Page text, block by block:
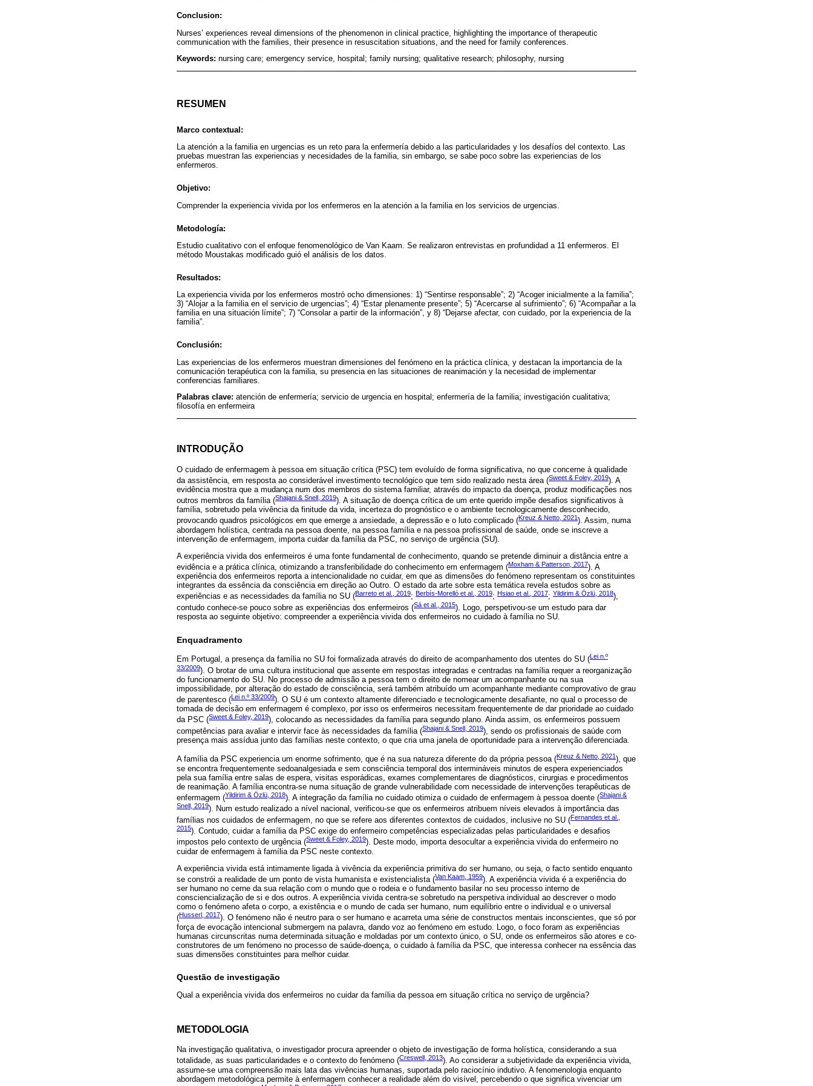
Conclusion:
Nurses’ experiences reveal dimensions of the phenomenon in clinical practice, highlighting the importance of therapeutic
communication with the families, their presence in resuscitation situations, and the need for family conferences.
Keywords: nursing care; emergency service, hospital; family nursing; qualitative research; philosophy, nursing
RESUMEN
Marco contextual:
La atención a la familia en urgencias es un reto para la enfermería debido a las particularidades y los desafíos del contexto. Las
pruebas muestran las experiencias y necesidades de la familia, sin embargo, se sabe poco sobre las experiencias de los
enfermeros.
Objetivo:
Comprender la experiencia vivida por los enfermeros en la atención a la familia en los servicios de urgencias.
Metodología:
Estudio cualitativo con el enfoque fenomenológico de Van Kaam. Se realizaron entrevistas en profundidad a 11 enfermeros. El
método Moustakas modificado guió el análisis de los datos.
Resultados:
La experiencia vivida por los enfermeros mostró ocho dimensiones: 1) “Sentirse responsable”; 2) “Acoger inicialmente a la familia”;
3) “Alojar a la familia en el servicio de urgencias”; 4) “Estar plenamente presente”; 5) “Acercarse al sufrimiento”; 6) “Acompañar a la
familia en una situación límite”; 7) “Consolar a partir de la información”, y 8) “Dejarse afectar, con cuidado, por la experiencia de la
familia”.
Conclusión:
Las experiencias de los enfermeros muestran dimensiones del fenómeno en la práctica clínica, y destacan la importancia de la
comunicación terapéutica con la familia, su presencia en las situaciones de reanimación y la necesidad de implementar
conferencias familiares.
Palabras clave: atención de enfermería; servicio de urgencia en hospital; enfermería de la familia; investigación cualitativa;
filosofía en enfermeira
INTRODUÇÃO
O cuidado de enfermagem à pessoa em situação crítica (PSC) tem evoluído de forma significativa, no que concerne à qualidade
da assistência, em resposta ao considerável investimento tecnológico que tem sido realizado nesta área (Sweet & Foley, 2019). A
evidência mostra que a mudança num dos membros do sistema familiar, através do impacto da doença, produz modificações nos
outros membros da família (Shajani & Snell, 2019). A situação de doença crítica de um ente querido impõe desafios significativos à
família, sobretudo pela vivência da finitude da vida, incerteza do prognóstico e o ambiente tecnologicamente desconhecido,
provocando quadros psicológicos em que emerge a ansiedade, a depressão e o luto complicado (Kreuz & Netto, 2021 ). Assim, numa
abordagem holística, centrada na pessoa doente, na pessoa família e na pessoa profissional de saúde, onde se inscreve a
intervenção de enfermagem, importa cuidar da família da PSC, no serviço de urgência (SU).
A experiência vivida dos enfermeiros é uma fonte fundamental de conhecimento, quando se pretende diminuir a distância entre a
evidência e a prática clínica, otimizando a transferibilidade do conhecimento em enfermagem (Moxham & Patterson, 2017). A
experiência dos enfermeiros reporta a intencionalidade no cuidar, em que as dimensões do fenómeno representam os constituintes
integrantes da essência da consciência em direção ao Outro. O estado da arte sobre esta temática revela estudos sobre as
experiências e as necessidades da família no SU (Barreto et al., 2019; Berbís‐Morelló et al., 2019; Hsiao et al., 2017; Yildirim & Özlü, 2018),
contudo conhece-se pouco sobre as experiências dos enfermeiros (Sá et al., 2015). Logo, perspetivou-se um estudo para dar
resposta ao seguinte objetivo: compreender a experiência vivida dos enfermeiros no cuidado à família no SU.
Enquadramento
Em Portugal, a presença da família no SU foi formalizada através do direito de acompanhamento dos utentes do SU ( Lei n.º
33/2009). O brotar de uma cultura institucional que assente em respostas integradas e centradas na família requer a reorganização
do funcionamento do SU. No processo de admissão a pessoa tem o direito de nomear um acompanhante ou na sua
impossibilidade, por alteração do estado de consciência, será também atribuído um acompanhante mediante comprovativo de grau
de parentesco (Lei n.º 33/2009). O SU é um contexto altamente diferenciado e tecnologicamente desafiante, no qual o processo de
tomada de decisão em enfermagem é complexo, por isso os enfermeiros necessitam frequentemente de dar prioridade ao cuidado
da PSC (Sweet & Foley, 2019), colocando as necessidades da família para segundo plano. Ainda assim, os enfermeiros possuem
competências para avaliar e intervir face às necessidades da família (Shajani & Snell, 2019), sendo os profissionais de saúde com
presença mais assídua junto das famílias neste contexto, o que cria uma janela de oportunidade para a intervenção diferenciada.
A família da PSC experiencia um enorme sofrimento, que é na sua natureza diferente do da própria pessoa (Kreuz & Netto, 2021), que
se encontra frequentemente sedoanalgesiada e sem consciência temporal dos intermináveis minutos de espera experienciados
pela sua família entre salas de espera, visitas esporádicas, exames complementares de diagnósticos, cirurgias e procedimentos
de reanimação. A família encontra-se numa situação de grande vulnerabilidade com necessidade de intervenções terapêuticas de
enfermagem (Yildirim & Özlü, 2018). A integração da família no cuidado otimiza o cuidado de enfermagem à pessoa doente (Shajani &
Snell, 2019). Num estudo realizado a nível nacional, verificou-se que os enfermeiros atribuem níveis elevados à importância das
famílias nos cuidados de enfermagem, no que se refere aos diferentes contextos de cuidados, inclusive no SU (Fernandes et al.,
2015). Contudo, cuidar a família da PSC exige do enfermeiro competências especializadas pelas particularidades e desafios
impostos pelo contexto de urgência (Sweet & Foley, 2019). Deste modo, importa desocultar a experiência vivida do enfermeiro no
cuidar de enfermagem à família da PSC neste contexto.
A experiência vivida está intimamente ligada à vivência da experiência primitiva do ser humano, ou seja, o facto sentido enquanto
se constrói a realidade de um ponto de vista humanista e existencialista (Van Kaam, 1959). A experiência vivida é a experiência do
ser humano no cerne da sua relação com o mundo que o rodeia e o fundamento basilar no seu processo interno de
consciencialização de si e dos outros. A experiência vivida centra-se sobretudo na perspetiva individual ao descrever o modo
como o fenómeno afeta o corpo, a existência e o mundo de cada ser humano, num equilíbrio entre o individual e o universal
(Husserl, 2017). O fenómeno não é neutro para o ser humano e acarreta uma série de constructos mentais inconscientes, que só por
força de evocação intencional submergem na palavra, dando voz ao fenómeno em estudo. Logo, o foco foram as experiências
humanas circunscritas numa determinada situação e moldadas por um contexto único, o SU, onde os enfermeiros são atores e co-
construtores de um fenómeno no processo de saúde-doença, o cuidado à família da PSC, que interessa conhecer na essência das
suas dimensões constituintes para melhor cuidar.
Questão de investigação
Qual a experiência vivida dos enfermeiros no cuidar da família da pessoa em situação crítica no serviço de urgência?
METODOLOGIA
Na investigação qualitativa, o investigador procura apreender o objeto de investigação de forma holística, considerando a sua
totalidade, as suas particularidades e o contexto do fenómeno (Creswell, 2013). Ao considerar a subjetividade da experiência vivida,
assume-se uma compreensão mais lata das vivências humanas, suportada pelo raciocínio indutivo. A fenomenologia enquanto
abordagem metodológica permite à enfermagem conhecer a realidade além do visível, percebendo o que significa vivenciar um